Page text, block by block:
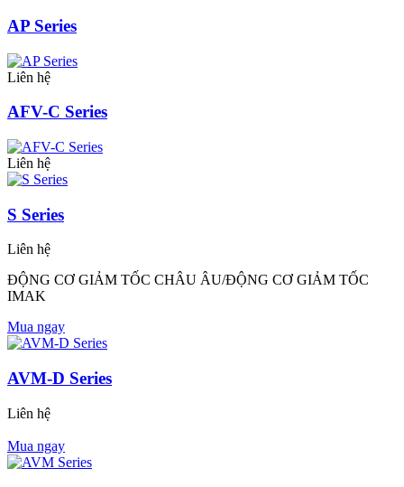
AP Series
Liên hệ
AFV-C Series
Liên hệ
S Series
Liên hệ
ĐỘNG CƠ GIẢM TỐC CHÂU ÂU/ĐỘNG CƠ GIẢM TỐC
IMAK
Mua ngay
AVM-D Series
Liên hệ
Mua ngay